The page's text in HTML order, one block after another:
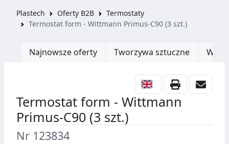
Plastech Oferty B2B
Termostaty
Termostat form - Wittmann Primus-C90 (3 szt.)
Najnowsze oferty Tworzywa sztuczne
Termostat form - Wittmann
Primus-C90 (3 szt.)
Nr 123834